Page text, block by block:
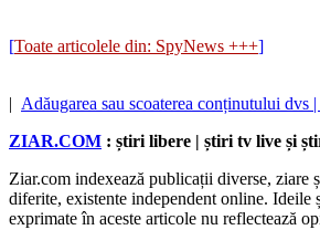
[Toate articolele din: SpyNews +++]
| Adăugarea sau scoaterea conținutului dvs
ZIAR.COM : știri libere | știri tv live și
Ziar.com indexează publicații diverse, ziare
diferite, existente independent online. Ideile
exprimate în aceste articole nu reflectează